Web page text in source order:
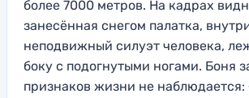
более 7000 метров. На кадрах
занесённая снегом палатка,
неподвижный силуэт человека,
боку с подогнутыми ногами. Боня
признаков жизни не наблюдается: